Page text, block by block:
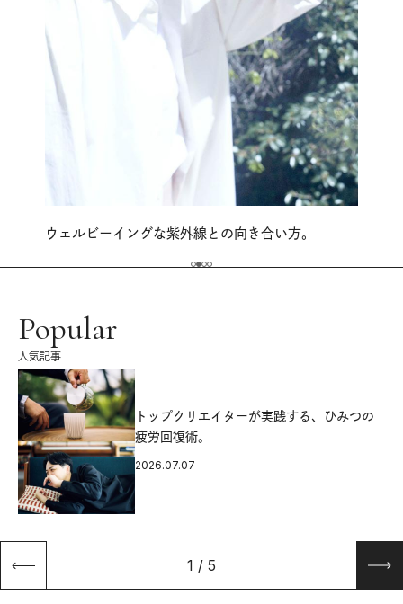
ウェルビーイングな紫外線との向き合い方。
Popular
人気記事
トップクリエイターが実践する、ひみつの
疲労回復術。
2026.07.07
1 / 5